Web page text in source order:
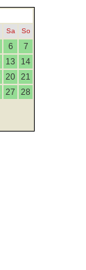
Sa
So
6 7
13 14
20 21
27 28